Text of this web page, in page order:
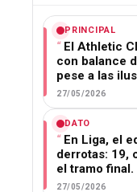
PRINCIPAL
El Athletic
con balance
pese a las
27/05/2026
DATO
En Liga, el
derrotas: 19,
el tramo final.
27/05/2026